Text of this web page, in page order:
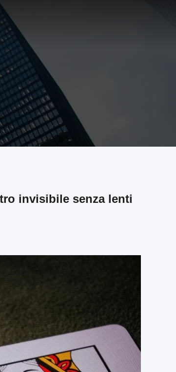
invisibile senza lenti